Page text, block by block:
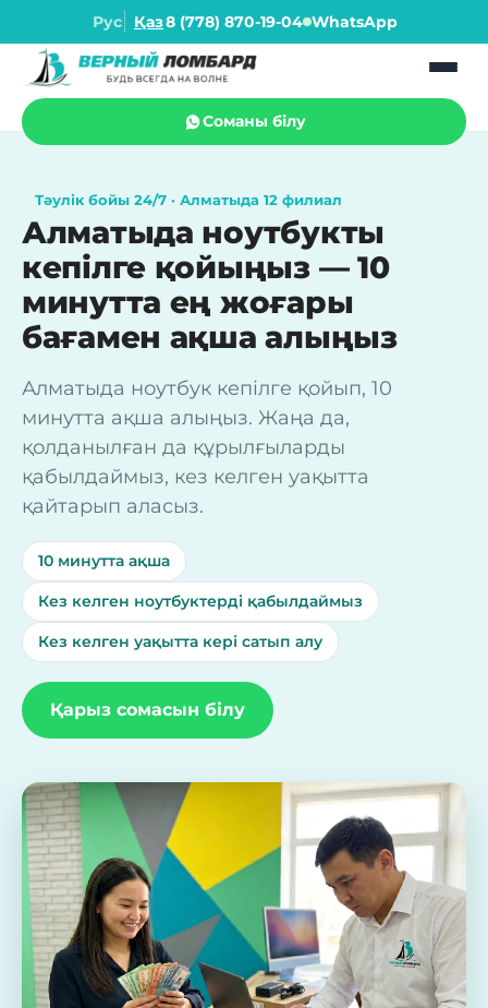
Рус Қаз8 (778) 870-19-04 WhatsApp
Соманы білу
Тәулік бойы 24/7 · Алматыда 12 филиал
Алматыда ноутбукты
кепілге қойыңыз — 10
минутта ең жоғары
бағамен ақша алыңыз
Алматыда ноутбук кепілге қойып, 10
минутта ақша алыңыз. Жаңа да,
қолданылған да құрылғыларды
қабылдаймыз, кез келген уақытта
қайтарып аласыз.
10 минутта ақша
Кез келген ноутбуктерді қабылдаймыз
Кез келген уақытта кері сатып алу
Қарыз сомасын білу